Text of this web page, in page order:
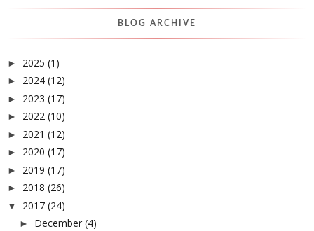
BLOG ARCHIVE
► 2025 (1)
► 2024 (12)
► 2023 (17)
► 2022 (10)
► 2021 (12)
► 2020 (17)
► 2019 (17)
► 2018 (26)
▼ 2017 (24)
► December (4)